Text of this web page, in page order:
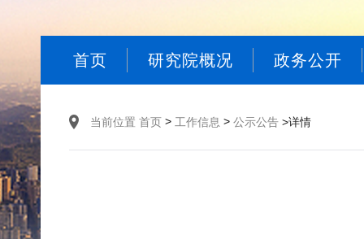
首页 研究院概况 政务公开
当前位置 首页 > 工作信息 > 公示公告 >详情